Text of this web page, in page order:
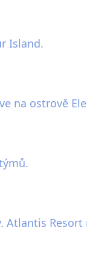
Island.
na ostrově